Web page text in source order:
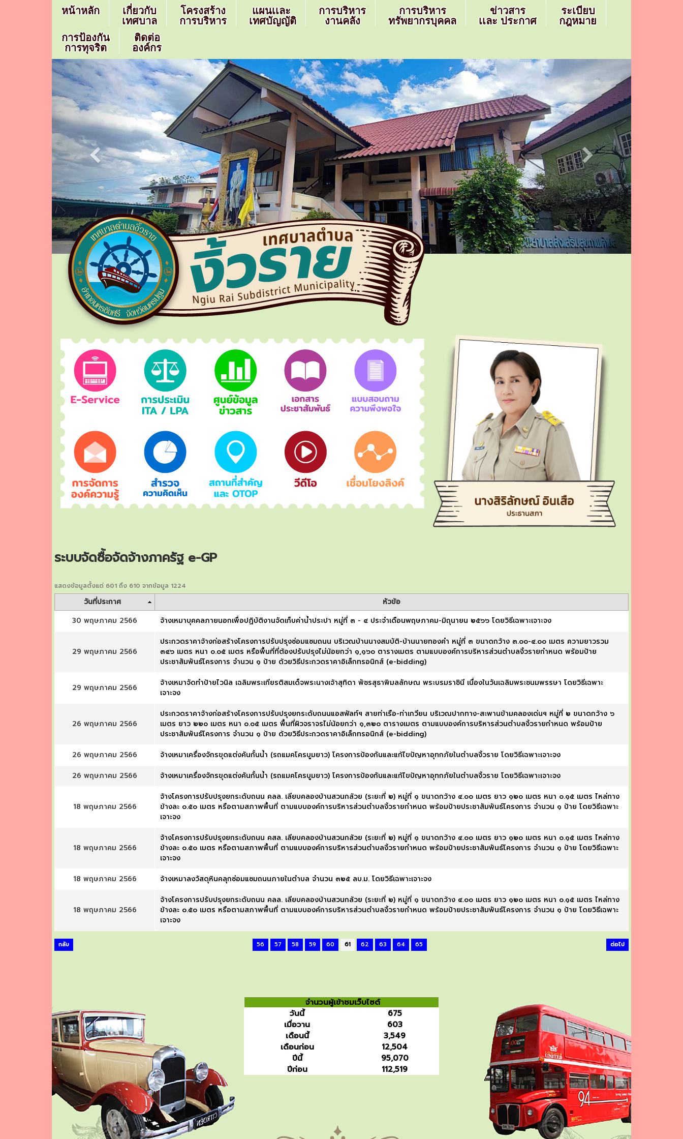
หน้าหลัก
เกี่ยวกับ
เทศบาล
โครงสร้าง
การบริหาร
แผนเเละ
เทศบัญญัติ
การบริหาร
งานคลัง
การบริหาร
ทรัพยากรบุคคล
ข่าวสาร
เเละ ประกาศ
ระเบียบ
กฎหมาย
การป้องกัน
การทุจริต
ติดต่อ
องค์กร
ระบบจัดซื้อจัดจ้างภาครัฐ e-GP
แสดงข้อมูลตั้งแต่ 601 ถึง 610 จากข้อมูล 1224
วันที่ประกาศ
หัวข้อ
30 พฤษภาคม 2566
จ้างเหมาบุคคลภายนอกเพื่อปฏิบัติงานจัดเก็บค่าน้ำประปา หมู่ที่ ๓ - ๔ ประจำเดือนพฤษภาคม-มิถุนายน ๒๕๖๖ โดยวิธีเฉพาะเจาะจง
29 พฤษภาคม 2566
ประกวดราคาจ้างก่อสร้างโครงการปรับปรุงซ่อมแซมถนน บริเวณบ้านนางสมบัติ-บ้านนายทองคำ หมู่ที่ ๓ ขนาดกว้าง ๓.๐๐-๔.๐๐ เมตร ความยาวรวม
๓๔๖ เมตร หนา ๐.๐๕ เมตร หรือพื้นที่ที่ต้องปรับปรุงไม่น้อยกว่า ๑,๑๖๐ ตารางเมตร ตามแบบองค์การบริหารส่วนตำบลงิ้วรายกำหนด พร้อมป้าย
ประชาสัมพันธ์โครงการ จำนวน ๑ ป้าย ด้วยวิธีประกวดราคาอิเล็กทรอนิกส์ (e-bidding)
29 พฤษภาคม 2566
จ้างเหมาจัดทำป้ายไวนิล เฉลิมพระเกียรติสมเด็จพระนางเจ้าสุทิดา พัชรสุธาพิมลลักษณ พระบรมราชินี เนื่องในวันเฉลิมพระชนมพรรษา โดยวิธีเฉพาะ
เจาะจง
26 พฤษภาคม 2566
ประกวดราคาจ้างก่อสร้างโครงการปรับปรุงยกระดับถนนแอสฟัลท์ฯ สายท่าเรือ-ท่าเกวียน บริเวณปากทาง-สะพานข้ามคลองเด่นฯ หมู่ที่ ๒ ขนาดกว้าง ๖
เมตร ยาว ๒๒๐ เมตร หนา ๐.๐๕ เมตร พื้นที่ผิวจราจรไม่น้อยกว่า ๑,๓๒๐ ตารางเมตร ตามแบบองค์การบริหารส่วนตำบลงิ้วรายกำหนด พร้อมป้าย
ประชาสัมพันธ์โครงการ จำนวน ๑ ป้าย ด้วยวิธีประกวดราคาอิเล็กทรอนิกส์ (e-bidding)
26 พฤษภาคม 2566
จ้างเหมาเครื่องจักรขุดแต่งคันกั้นน้ำ (รถแมคโครบูมยาว) โครงการป้องกันและแก้ไขปัญหาอุทกภัยในตำบลงิ้วราย โดยวิธีเฉพาะเจาะจง
26 พฤษภาคม 2566
จ้างเหมาเครื่องจักรขุดแต่งคันกั้นน้ำ (รถแมคโครบูมยาว) โครงการป้องกันและแก้ไขปัญหาอุทกภัยในตำบลงิ้วราย โดยวิธีเฉพาะเจาะจง
18 พฤษภาคม 2566
จ้างโครงการปรับปรุงยกระดับถนน คลล. เลียบคลองบ้านสวนกล้วย (ระยะที่ ๒) หมู่ที่ ๑ ขนาดกว้าง ๔.๐๐ เมตร ยาว ๑๒๐ เมตร หนา ๐.๑๕ เมตร ไหล่ทาง
ข้างละ ๐.๕๐ เมตร หรือตามสภาพพื้นที่ ตามแบบองค์การบริหารส่วนตำบลงิ้วรายกำหนด พร้อมป้ายประชาสัมพันธ์โครงการ จำนวน ๑ ป้าย โดยวิธีเฉพาะ
เจาะจง
18 พฤษภาคม 2566
จ้างโครงการปรับปรุงยกระดับถนน คสล. เลียบคลองบ้านสวนกล้วย (ระยะที่ ๒) หมู่ที่ ๑ ขนาดกว้าง ๔.๐๐ เมตร ยาว ๑๒๐ เมตร หนา ๐.๑๕ เมตร ไหล่ทาง
ข้างละ ๐.๕๐ เมตร หรือตามสภาพพื้นที่ ตามแบบองค์การบริหารส่วนตำบลงิ้วรายกำหนด พร้อมป้ายประชาสัมพันธ์โครงการ จำนวน ๑ ป้าย โดยวิธีเฉพาะ
เจาะจง
18 พฤษภาคม 2566
จ้างเหมาลงวัสดุหินคลุกซ่อมแซมถนนภายในตำบล จำนวน ๓๒๕ ลบ.ม. โดยวิธีเฉพาะเจาะจง
18 พฤษภาคม 2566
จ้างโครงการปรับปรุงยกระดับถนน คลล. เลียบคลองบ้านสวนกล้วย (ระยะที่ ๒) หมู่ที่ ๑ ขนาดกว้าง ๔.๐๐ เมตร ยาว ๑๒๐ เมตร หนา ๐.๑๕ เมตร ไหล่ทาง
ข้างละ ๐.๕๐ เมตร หรือตามสภาพพื้นที่ ตามแบบองค์การบริหารส่วนตำบลงิ้วรายกำหนด พร้อมป้ายประชาสัมพันธ์โครงการ จำนวน ๑ ป้าย โดยวิธีเฉพาะ
เจาะจง
กลับ 56 57 58 59 60 61 62 63 64 65 ต่อไป
จำนวนผู้เข้าชมเว็บไซต์
วันนี้
675
เมื่อวาน
603
เดือนนี้
3,549
เดือนก่อน
12,504
ปีนี้
95,070
ปีก่อน
112,519